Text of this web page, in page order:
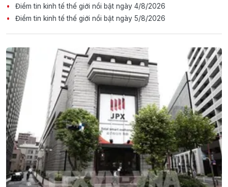
Điểm tin kinh tế thế giới nổi bật ngày 4/8/2026
Điểm tin kinh tế thế giới nổi bật ngày 5/8/2026